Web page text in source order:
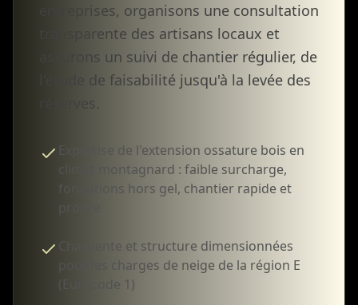
entreprises, organisons une consultation
transparente des artisans locaux et
assurons un suivi de chantier régulier, de
l'étude de faisabilité jusqu'à la levée des
réserves.
Expertise de l'extension ossature bois en
climat montagnard : faible surcharge,
fondations hors gel, chantier rapide et
propre
Charpente et structure dimensionnées
pour les charges de neige de la région E
(Eurocode 1)